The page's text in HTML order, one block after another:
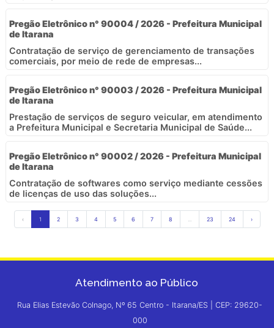
Pregão Eletrônico n° 90004 / 2026 - Prefeitura Municipal
de Itarana
Contratação de serviço de gerenciamento de transações
comerciais, por meio de rede de empresas...
Pregão Eletrônico n° 90003 / 2026 - Prefeitura Municipal
de Itarana
Prestação de serviços de seguro veicular, em atendimento
a Prefeitura Municipal e Secretaria Municipal de Saúde...
Pregão Eletrônico n° 90002 / 2026 - Prefeitura Municipal
de Itarana
Contratação de softwares como serviço mediante cessões
de licenças de uso das soluções...
‹ 1 2 3 4 5 6 7 8 23 24 ›
Atendimento ao Público
Rua Elias Estevão Colnago, Nº 65 Centro - Itarana/ES | CEP: 29620-
000